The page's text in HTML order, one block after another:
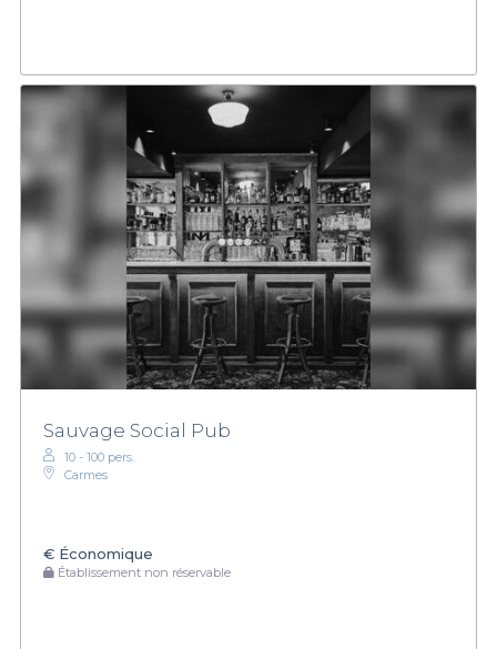
Sauvage Social Pub
10 - 100 pers.
Carmes
€ Économique
Établissement non réservable